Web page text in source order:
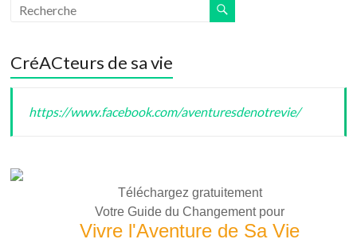
CréACteurs de sa vie
https://www.facebook.com/aventuresdenotrevie/
Téléchargez gratuitement
Votre Guide du Changement pour
Vivre l'Aventure de Sa Vie